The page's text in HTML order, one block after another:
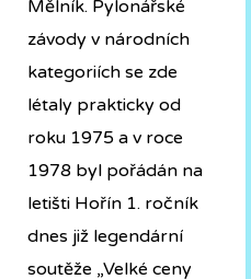
Mělník. Pylonářské
závody v národních
kategoriích se zde
létaly prakticky od
roku 1975 a v roce
1978 byl pořádán na
letišti Hořín 1. ročník
dnes již legendární
soutěže „Velké ceny